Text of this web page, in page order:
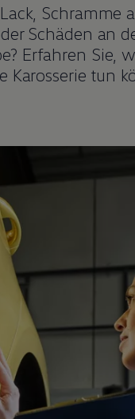
Schramme
Schäden an
Erfahren Sie,
Karosserie tun